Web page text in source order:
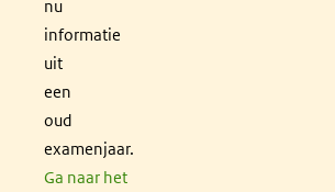
nu
informatie
uit
een
oud
examenjaar.
Ga naar het